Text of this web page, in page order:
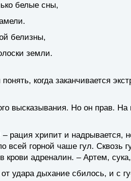
белые сны,
белизны,
земли.
когда заканчивается
высказывания. Но он прав. На
рация хрипит и надрывается,
всей горной чаше гул. Сквозь
крови адреналин. – Артем, сука,
удара дыхание сбилось, и с